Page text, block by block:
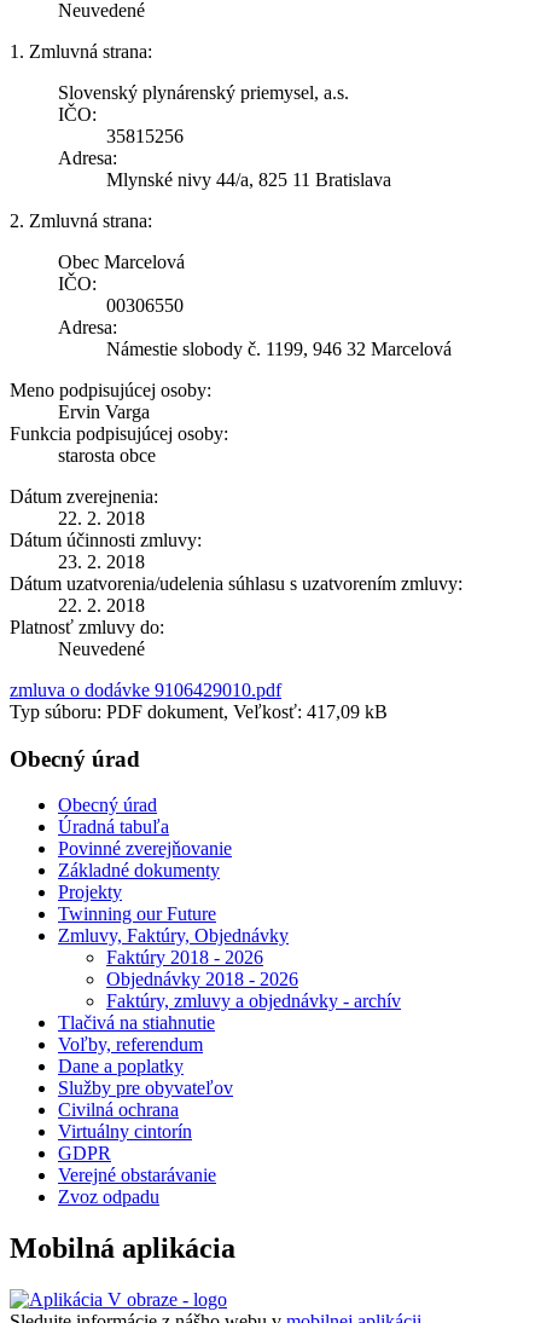
Neuvedené
1. Zmluvná strana:
Slovenský plynárenský priemysel, a.s.
IČO:
35815256
Adresa:
Mlynské nivy 44/a, 825 11 Bratislava
2. Zmluvná strana:
Obec Marcelová
IČO:
00306550
Adresa:
Námestie slobody č. 1199, 946 32 Marcelová
Meno podpisujúcej osoby:
Ervin Varga
Funkcia podpisujúcej osoby:
starosta obce
Dátum zverejnenia:
22. 2. 2018
Dátum účinnosti zmluvy:
23. 2. 2018
Dátum uzatvorenia/udelenia súhlasu s uzatvorením zmluvy:
22. 2. 2018
Platnosť zmluvy do:
Neuvedené
zmluva o dodávke 9106429010.pdf
Typ súboru: PDF dokument, Veľkosť: 417,09 kB
Obecný úrad
Obecný úrad
Úradná tabuľa
Povinné zverejňovanie
Základné dokumenty
Projekty
Twinning our Future
Zmluvy, Faktúry, Objednávky
Faktúry 2018 - 2026
Objednávky 2018 - 2026
Faktúry, zmluvy a objednávky - archív
Tlačivá na stiahnutie
Voľby, referendum
Dane a poplatky
Služby pre obyvateľov
Civilná ochrana
Virtuálny cintorín
GDPR
Verejné obstarávanie
Zvoz odpadu
Mobilná aplikácia